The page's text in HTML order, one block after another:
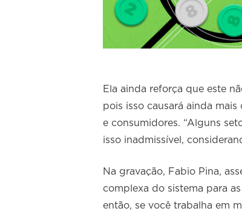
Ela ainda reforça que este
pois isso causará ainda
e consumidores. “Alguns
isso inadmissível,
Na gravação, Fabio Pina,
complexa do sistema para
então, se você trabalha em